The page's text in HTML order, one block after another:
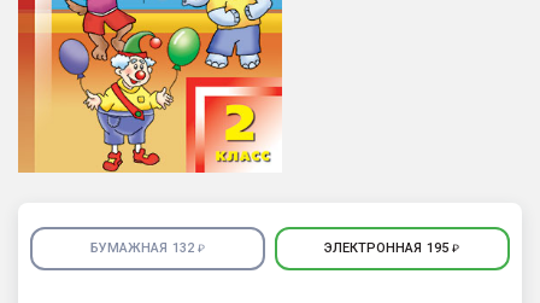
БУМАЖНАЯ 132 ₽ ЭЛЕКТРОННАЯ 195₽